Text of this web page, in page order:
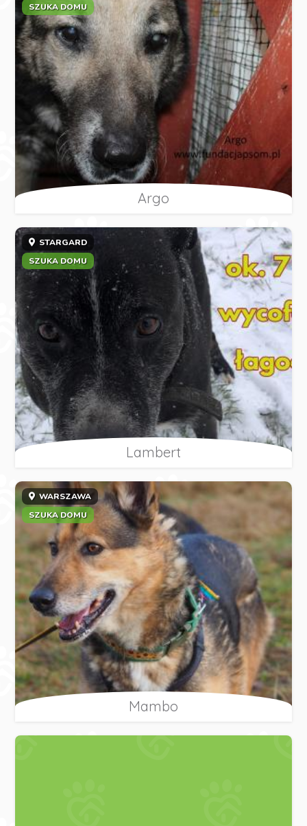
SZUKA DOMU
Argo
STARGARD
SZUKA DOMU
Lambert
WARSZAWA
SZUKA DOMU
Mambo